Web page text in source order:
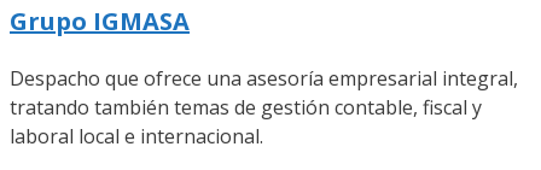
Grupo IGMASA
Despacho que ofrece una asesoría empresarial integral,
tratando también temas de gestión contable, fiscal y
laboral local e internacional.